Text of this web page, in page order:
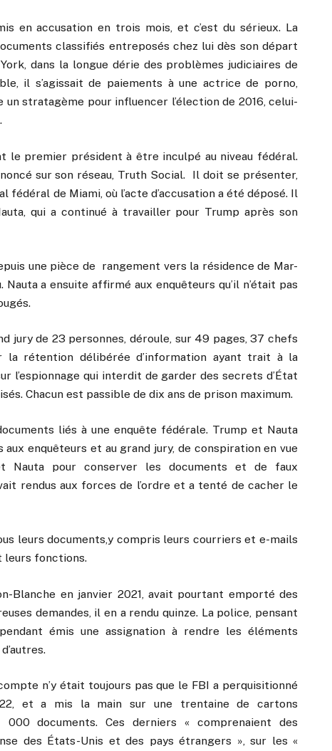
en accusation en trois mois, et c’est du sérieux. La
classifiés entreposés chez lui dès son départ
dans la longue dérie des problèmes judiciaires de
il s’agissait de paiements à une actrice de porno,
un stratagème pour influencer l’élection de 2016, celui-
le premier président à être inculpé au niveau fédéral.
sur son réseau, Truth Social. Il doit se présenter,
fédéral de Miami, où l’acte d’accusation a été déposé. Il
qui a continué à travailler pour Trump après son
une pièce de rangement vers la résidence de Mar-
a ensuite affirmé aux enquêteurs qu’il n’était pas
jury de 23 personnes, déroule, sur 49 pages, 37 chefs
la rétention délibérée d’information ayant trait à la
l’espionnage qui interdit de garder des secrets d’État
Chacun est passible de dix ans de prison maximum.
liés à une enquête fédérale. Trump et Nauta
enquêteurs et au grand jury, de conspiration en vue
Nauta pour conserver les documents et de faux
rendus aux forces de l’ordre et a tenté de cacher le
leurs documents,y compris leurs courriers et e-mails
leurs fonctions.
Blanche en janvier 2021, avait pourtant emporté des
demandes, il en a rendu quinze. La police, pensant
émis une assignation à rendre les éléments
n’y était toujours pas que le FBI a perquisitionné
et a mis la main sur une trentaine de cartons
000 documents. Ces derniers « comprenaient des
des États-Unis et des pays étrangers », sur les «